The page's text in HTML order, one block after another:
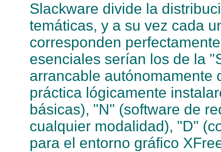
Slackware divide la
temáticas, y a su vez cada
corresponden
esenciales serían los de la
arrancable autónomamente
práctica lógicamente
básicas), "N" (software de
cualquier modalidad), "D"
para el entorno gráfico